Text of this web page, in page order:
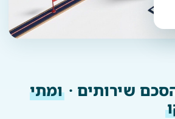
שירותים · ומתי